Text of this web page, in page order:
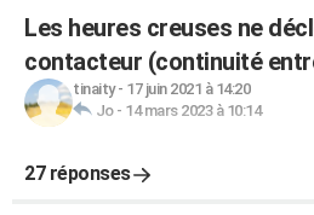
Les heures creuses ne
contacteur (continuité
tinaity- 17 juin 2021 à 14:20
Jo- 14 mars 2023 à 10:14
27 réponses